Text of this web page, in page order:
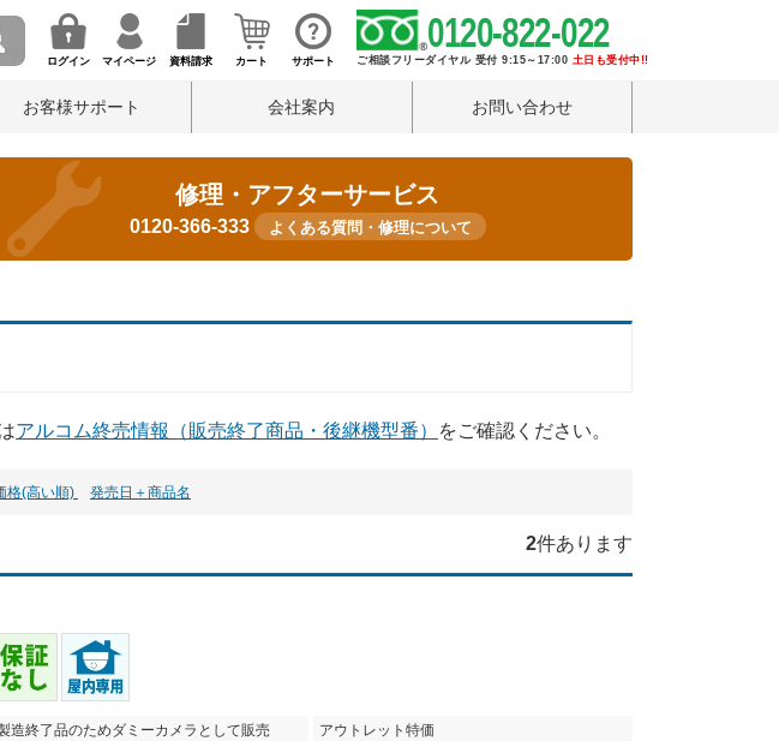
ログイン マイページ 資料請求 カート サポート
0120-822-022
ご相談フリーダイヤル 受付 9:15～17:00 土日も受付中!!
お客様サポート 会社案内 お問い合わせ
修理・アフターサービス
0120-366-333 よくある質問・修理について
アルコム終売情報（販売終了商品・後継機型番） をご確認ください。
格(高い順) 発売日＋商品名
2件あります
造終了品のためダミーカメラとして販売 アウトレット特価